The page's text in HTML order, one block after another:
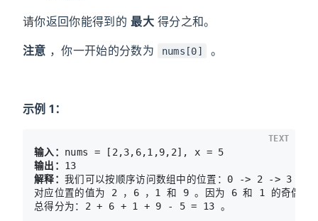
请你返回你能得到的最大得分之和。
注意 ，你一开始的分数为 nums[0] 。
示例 1：
输入：
输出：
解释： 我们可以按顺序访问数组中的位置：0 -> 2 -> 3 ->
对应位置的值为 2 ，6 ，1 和 9 。因为 6 和 1 的奇偶
TEXT